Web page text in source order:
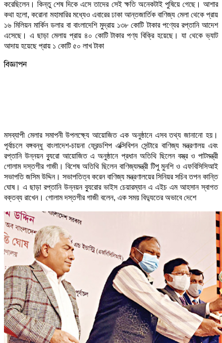
করেছিলেন। কিন্তু শেষ দিকে এসে তাদের সেই ক্ষতি অনেকটাই পুষিয়ে গেছে। আশার
কথা হলো, করোনা মহামারির মধ্যেও এবারের ঢাকা আন্তজার্তিক বাণিজ্য মেলা থেকে প্রায়
১৬ মিলিয়ন মার্কিন ডলার বা বাংলাদেশি মুদ্রায় ১৩৮ কোটি টাকার পণ্যের রপ্তানি আদেশ
এসেছে। এ ছাড়া মেলায় প্রায় ৪০ কোটি টাকার পণ্য বিক্রি হয়েছে। যা থেকে ভ্যাট
আদায় হয়েছে প্রায় ১ কোটি ৫০ লাখ টাকা
বিজ্ঞাপন
মসব্যাপী মেলার সমাপনী উপলক্ষ্যে আয়োজিত এক অনুষ্ঠানে এসব তথ্য জানানো হয়।
পূর্বাচলে বঙ্গবন্ধু বাংলাদেশ-চায়না ফ্রেন্ডশিপ এক্সিবিশন সেন্টারে বাণিজ্য মন্ত্রণালয় এবং
রপ্তানি উন্নয়ন বু্যরো আয়োজিত এ অনুষ্ঠানে প্রধান অতিথি ছিলেন বস্ত্র ও পাটমন্ত্রী
গোলাম দস্তগীর গাজী। বিশেষ অতিথি ছিলেন বাণিজ্যমন্ত্রী টিপু মুনশি ও এফবিসিসিআই
সভাপতি জসিম উদ্দিন। সভাপতিত্ব করেন বাণিজ্য মন্ত্রণালয়ের সিনিয়র সচিব তপন কান্তি
ঘোষ। এ ছাড়া রপ্তানি উন্নয়ন বু্যরোর ভাইস চেয়ারম্যান এ এইচ এম আহসান স্বাগত
বক্তব্য রাখেন। গোলাম দস্তগীর গাজী বলেন, এক সময় বিদ্যুতের অভাবে দেশে